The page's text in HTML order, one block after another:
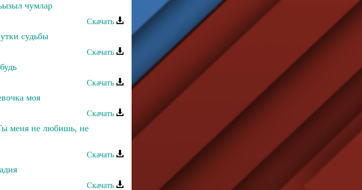
чумлар
Скачать
судьбы
Скачать
Скачать
моя
Скачать
меня не любишь, не
Скачать
Скачать